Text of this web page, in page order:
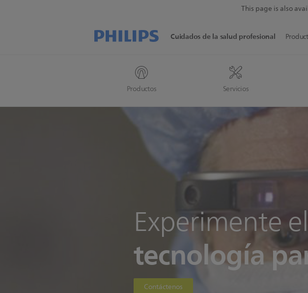
This page is also
Cuidados de la salud profesional
Productos Servicios
Experimente
tecnología
Contáctenos